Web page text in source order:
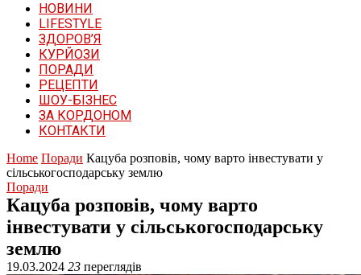
НОВИНИ
LIFESTYLE
ЗДОРОВ’Я
КУРЙОЗИ
ПОРАДИ
РЕЦЕПТИ
ШОУ-БІЗНЕС
ЗА КОРДОНОМ
КОНТАКТИ
Home Поради Кацуба розповів, чому варто інвестувати у
сільськогосподарську землю
Поради
Кацуба розповів, чому варто
інвестувати у сільськогосподарську
землю
19.03.2024 23 переглядів